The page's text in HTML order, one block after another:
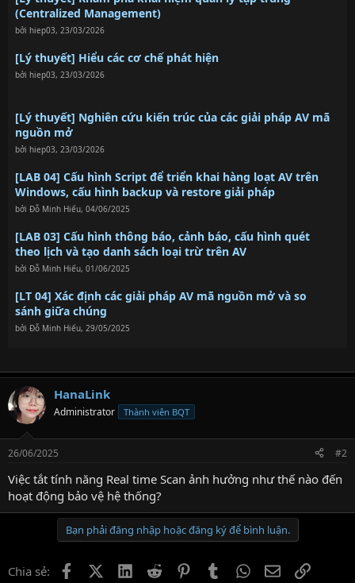
(Centralized Management)
bởi hiep03, 23/03/2026
[Lý thuyết] Hiểu các cơ chế phát hiện
bởi hiep03, 23/03/2026
[Lý thuyết] Nghiên cứu kiến trúc của các giải pháp AV mã
nguồn mở
bởi hiep03, 23/03/2026
[LAB 04] Cấu hình Script để triển khai hàng loạt AV trên
Windows, cấu hình backup và restore giải pháp
bởi Đỗ Minh Hiếu, 04/06/2025
[LAB 03] Cấu hình thông báo, cảnh báo, cấu hình quét
theo lịch và tạo danh sách loại trừ trên AV
bởi Đỗ Minh Hiếu, 01/06/2025
[LT 04] Xác định các giải pháp AV mã nguồn mở và so
sánh giữa chúng
bởi Đỗ Minh Hiếu, 29/05/2025
HanaLink
Administrator Thành viên BQT
26/06/2025 #2
Việc tắt tính năng Real time Scan ảnh hưởng như thế nào đến
hoạt động bảo vệ hệ thống?
Bạn phải đăng nhập hoặc đăng ký để bình luận.
Chia sẻ: FacebookX (Twitter)
LinkedIn
Reddit PinterestTumblrWhatsApp
EmailLink